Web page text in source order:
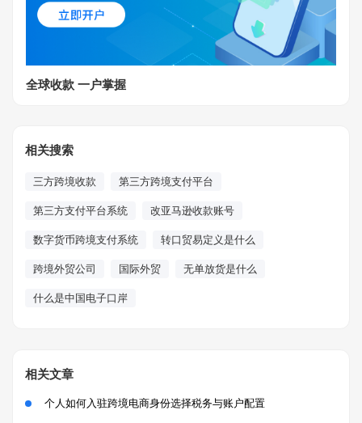
全球收款 一户掌握
相关搜索
三方跨境收款 第三方跨境支付平台
第三方支付平台系统 改亚马逊收款账号
数字货币跨境支付系统 转口贸易定义是什么
跨境外贸公司 国际外贸 无单放货是什么
什么是中国电子口岸
相关文章
个人如何入驻跨境电商身份选择税务与账户配置